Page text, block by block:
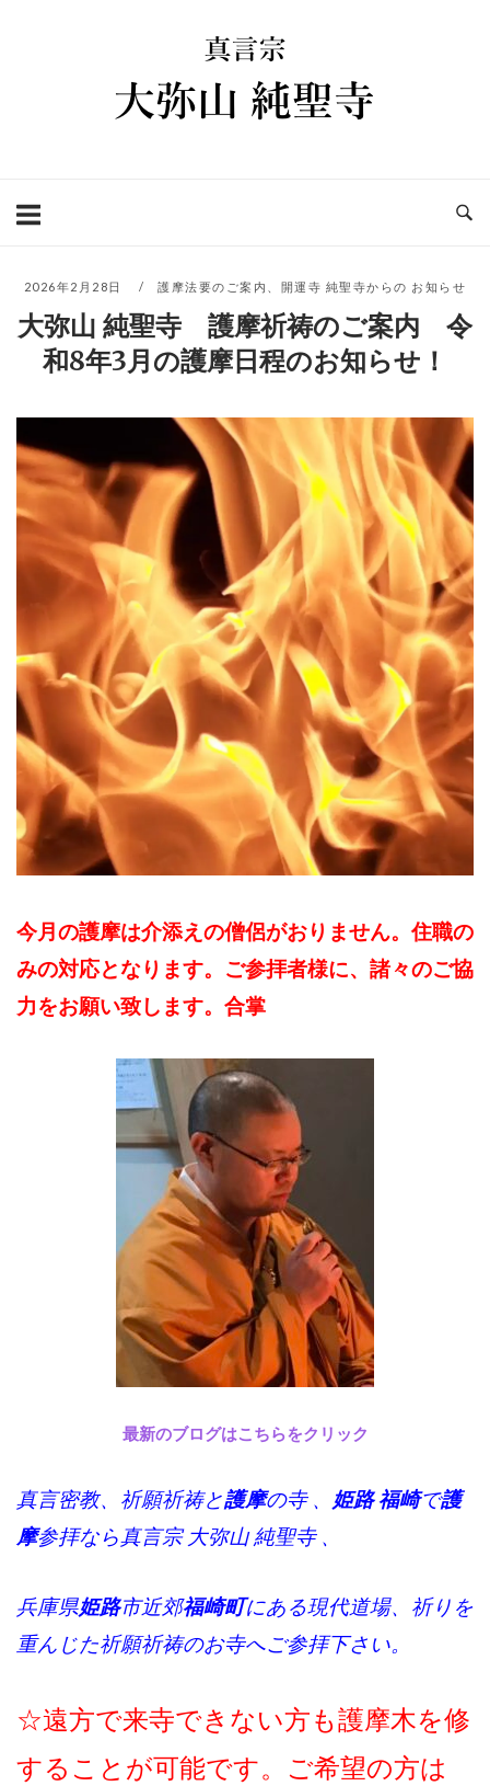
2026年2月28日 護摩法要のご案内 開運寺 純聖寺からの お知らせ
大弥山 純聖寺 護摩祈祷のご案内 令
和8年3月の護摩日程のお知らせ！
今月の護摩は介添えの僧侶がおりません。住職の
みの対応となります。ご参拝者様に、諸々のご協
力をお願い致します。合掌
最新のブログはこちらをクリック
真言密教、祈願祈祷と護摩の寺 、 姫路 福崎で護
摩参拝なら真言宗 大弥山 純聖寺 、
兵庫県姫路市近郊福崎町にある現代道場、祈りを
重んじた祈願祈祷のお寺へご参拝下さい。
☆遠方で来寺できない方も護摩木を修
することが可能です。ご希望の方は